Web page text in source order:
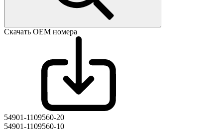
Скачать ОЕМ номера
54901-1109560-20
54901-1109560-10